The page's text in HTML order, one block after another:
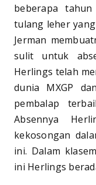
beberapa
tulang leher
Jerman
sulit untuk
Herlings telah
dunia MXGP
pembalap
Absennya
kekosongan
ini. Dalam
ini Herlings